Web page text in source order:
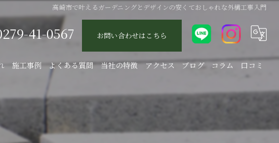
高崎市で叶えるガーデニングとデザインの安くておしゃれな外構工事入門
41-0567 お問い合わせはこちら
施工事例 よくある質問 当社の特徴
エクステリア
アクセス ブログ コラム 口コミ